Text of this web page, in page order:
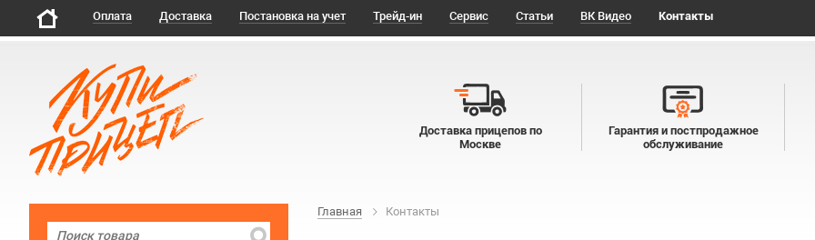
Оплата Доставка Постановка на учет Трейд-ин Сервис Статьи ВК Видео Контакты
Доставка прицепов по
Москве
Гарантия и постпродажное
обслуживание
Главная Контакты